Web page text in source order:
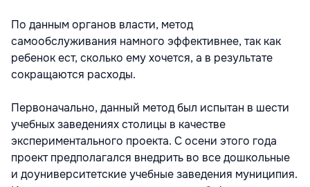
По данным органов власти, метод
самообслуживания намного эффективнее, так как
ребенок ест, сколько ему хочется, а в результате
сокращаются расходы.
Первоначально, данный метод был испытан в шести
учебных заведениях столицы в качестве
экспериментального проекта. С осени этого года
проект предполагался внедрить во все дошкольные
и доуниверситетские учебные заведения муниципия.